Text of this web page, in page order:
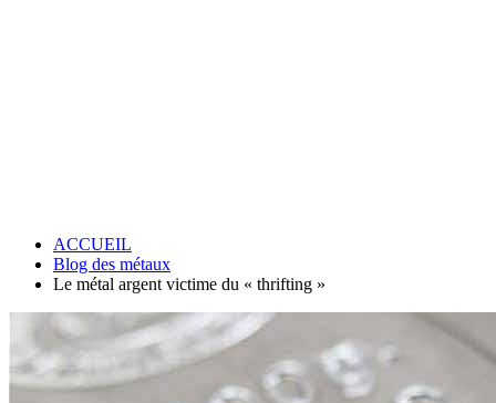
ACCUEIL
Blog des métaux
Le métal argent victime du « thrifting »